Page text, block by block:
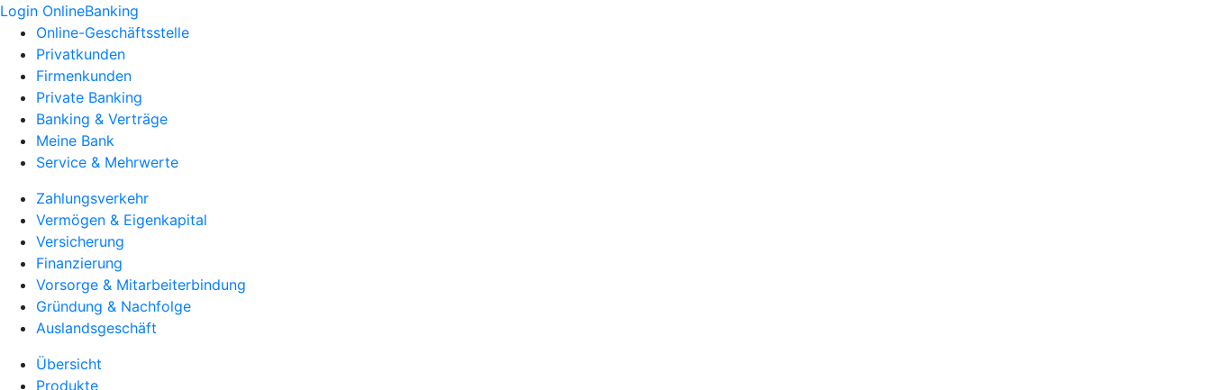
Login OnlineBanking
Online-Geschäftsstelle
Privatkunden
Firmenkunden
Private Banking
Banking & Verträge
Meine Bank
Service & Mehrwerte
Zahlungsverkehr
Vermögen & Eigenkapital
Versicherung
Finanzierung
Vorsorge & Mitarbeiterbindung
Gründung & Nachfolge
Auslandsgeschäft
Übersicht
Produkte